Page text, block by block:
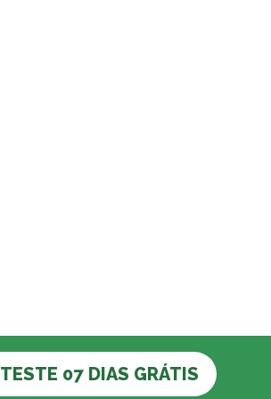
TESTE 07 DIAS GRÁTIS